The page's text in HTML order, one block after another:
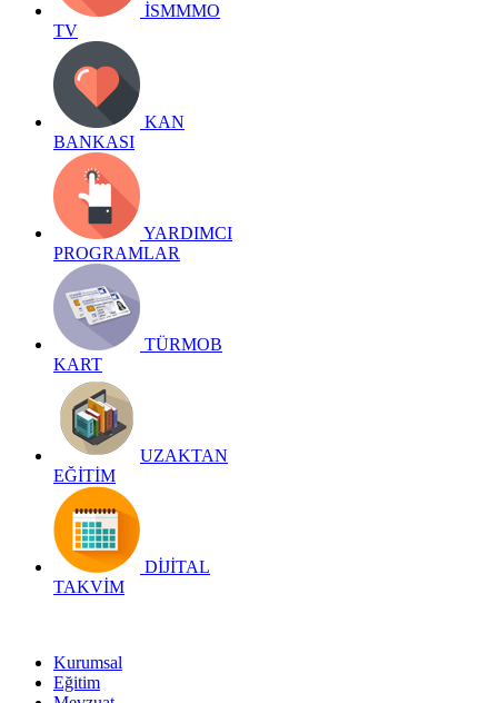
İSMMMO
TV
KAN
BANKASI
YARDIMCI
PROGRAMLAR
TÜRMOB
KART
UZAKTAN
EĞİTİM
DİJİTAL
TAKVİM
Kurumsal
Eğitim